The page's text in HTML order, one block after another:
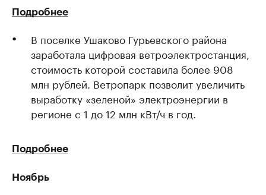
Подробнее
В поселке Ушаково Гурьевского района
заработала цифровая ветроэлектростанция,
стоимость которой составила более 908
млн рублей. Ветропарк позволит увеличить
выработку «зеленой» электроэнергии в
регионе с 1 до 12 млн кВт/ч в год.
Подробнее
Ноябрь